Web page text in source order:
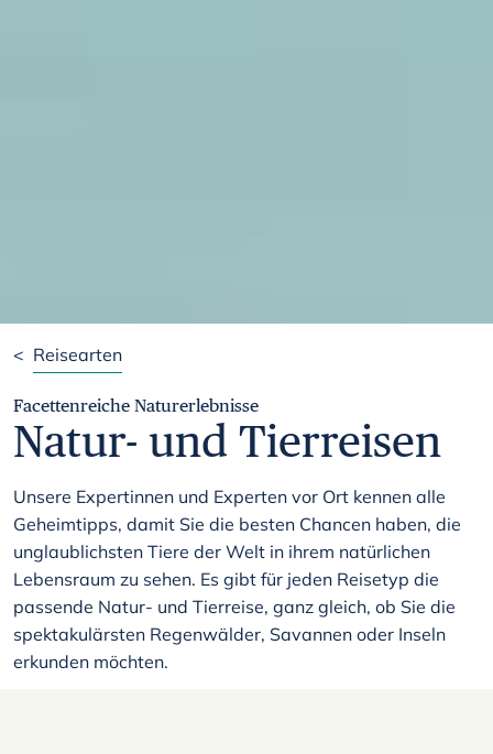
< Reisearten
Facettenreiche Naturerlebnisse
Natur- und Tierreisen
Unsere Expertinnen und Experten vor Ort kennen alle
Geheimtipps, damit Sie die besten Chancen haben, die
unglaublichsten Tiere der Welt in ihrem natürlichen
Lebensraum zu sehen. Es gibt für jeden Reisetyp die
passende Natur- und Tierreise, ganz gleich, ob Sie die
spektakulärsten Regenwälder, Savannen oder Inseln
erkunden möchten.